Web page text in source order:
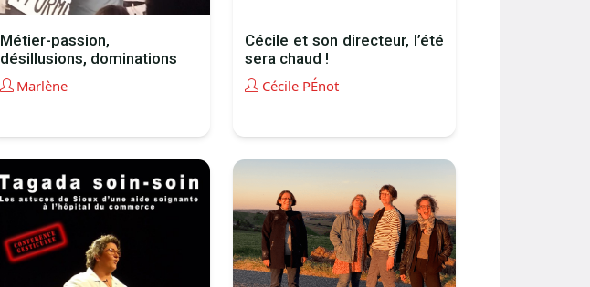
Métier-passion,
désillusions, dominations
Marlène
Cécile et son directeur, l’été
sera chaud !
Cécile PÉnot